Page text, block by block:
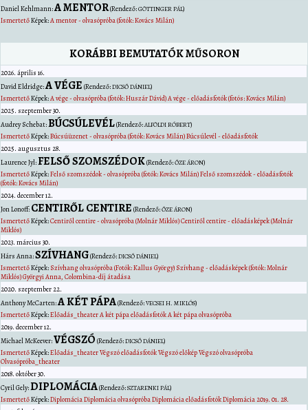
DanielKehlmann:A MENTOR(Rendező:GÖTTINGER PÁL)
IsmertetőKépek:A mentor - olvasópróba (fotók: Kovács Milán)
KORÁBBI BEMUTATÓK MŰSORON
2026. április 16.
DavidEldridge:A VÉGE (Rendező:DICSŐ DÁNIEL)
IsmertetőKépek:A vége - olvasópróba (fotók: Huszár Dávid)A vége - előadásfotók (fotós: Kovács Milán)
2025. szeptember 30.
Audrey Schebat:BÚCSÚLEVÉL(Rendező:ALFÖLDI RÓBERT)
IsmertetőKépek:Búcsúüzenet - olvasópróba (fotók: Kovács Milán)Búcsúlevél - előadásfotók
2025. augusztus 28.
LaurenceJyl:FELSŐ SZOMSZÉDOK(Rendező:ŐZE ÁRON)
IsmertetőKépek:Felső szomszédok - olvasópróba (fotók: Kovács Milán)Felső szomszédok - előadásfotók
(fotók: Kovács Milán)
2024. december 12.
JonLonoff: CENTIRŐL CENTIRE (Rendező:ŐZE ÁRON)
IsmertetőKépek:Centiről centire - olvasópróba (Molnár Miklós)Centiről centire - előadásképek (Molnár
Miklós)
2023. március 30.
Hárs Anna:SZÍVHANG(Rendező:DICSŐ DÁNIEL)
IsmertetőKépek: Szívhang olvasópróba (Fotók: Kallus György) Szívhang - előadásképek (fotók: Molnár
Miklós)Györgyi Anna, Colombina-díj átadása
2020. szeptember 22.
AnthonyMcCarten:A KÉT PÁPA(Rendező:VECSEI H. MIKLÓS)
IsmertetőKépek:Előadás_theaterA két pápa előadásfotókA két pápa olvasópróba
2019. december 12.
MichaelMcKeever:VÉGSZÓ (Rendező:DICSŐ DÁNIEL)
IsmertetőKépek:Előadás_theaterVégszó előadásfotókVégszó előképVégszó olvasópróba
Olvasópróba_theater
2018. október 30.
CyrilGely:DIPLOMÁCIA(Rendező:SZTARENKI PÁL)
IsmertetőKépek:DiplomáciaDiplomácia olvasópróbaDiplomácia előadásfotókDiplomácia 2019. 01. 28.